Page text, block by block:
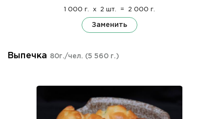
1 000 г. x 2 шт. = 2 000 г.
Заменить
Выпечка 80г./чел. (5 560 г.)